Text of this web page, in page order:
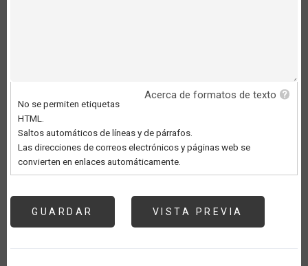
Acerca de formatos de texto
No se permiten etiquetas
HTML.
Saltos automáticos de líneas y de párrafos.
Las direcciones de correos electrónicos y páginas web se
convierten en enlaces automáticamente.